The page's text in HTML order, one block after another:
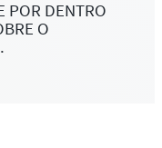
POR DENTRO
O
.